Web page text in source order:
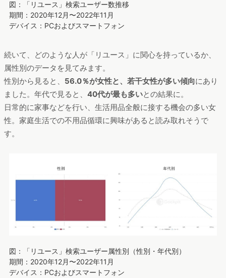
図：「リユース」検索ユーザー数推移
期間：2020年12月〜2022年11月
デバイス：PCおよびスマートフォン
続いて、どのような人が「リユース」に関心を持っているか、
属性別のデータを見てみます。
性別から見ると、 56.0％が女性と、若干女性が多い傾向にあり
ました。年代で見ると、 40代が最も多いとの結果に。
日常的に家事などを行い、生活用品全般に接する機会の多い女
性。家庭生活での不用品循環に興味があると読み取れそうで
す。
図：「リユース」検索ユーザー属性別（性別・年代別）
期間：2020年12月〜2022年11月
デバイス：PCおよびスマートフォン